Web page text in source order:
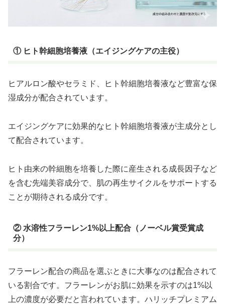
① ヒト幹細胞培養液（エイジングケアの主役）
ヒアルロン酸やセラミド、ヒト幹細胞培養液など豊富な保
湿成分が配合されています。
エイジングケアに効果的なヒト幹細胞培養液が主成分とし
て配合されています。
ヒト由来の幹細胞を培養した際に産生される成長因子など
を含む先端美容成分で、肌の再生サイクルをサポートする
ことが期待される成分です。
② 水溶性フラーレン1%以上配合（ノーベル賞受賞成
分）
フラーレン配合の商品を選ぶときに大事なのは配合されて
いる割合です。フラーレンがお肌に効果を示すのは1%以
上の濃度が必要だと言われています。ハリッチプレミアム